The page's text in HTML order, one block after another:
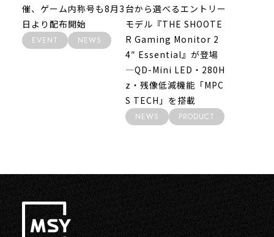
催、ゲーム内称号も8月3
日より配布開始
EVENT NEWS
台から選べるエントリー
モデル『THE SHOOTE
R Gaming Monitor 2
4″ Essential』が登場
―QD-Mini LED・280H
z・残像低減機能「MPC
S TECH」を搭載
NEWS PRODUCT